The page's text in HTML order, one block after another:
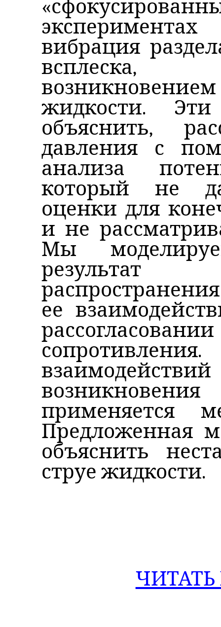
вибрация
всплеска,
жидкости.
объяснить,
давления с
анализа
который не
оценки для
и не
Мы
ее
применяется
Предложенная
объяснить
струе жидкости.